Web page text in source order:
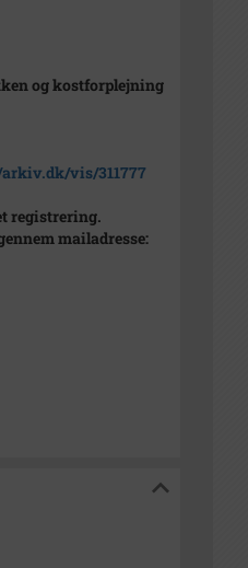
og kostforplejning
vis/311777
registrering.
mailadresse: